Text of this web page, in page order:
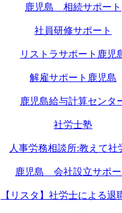
鹿児島 相続サポート
社員研修サポート
リストラサポート鹿児
解雇サポート鹿児島
鹿児島給与計算センタ
社労士塾
人事労務相談所:教えて社
鹿児島 会社設立サポー
【リスタ】社労士による退